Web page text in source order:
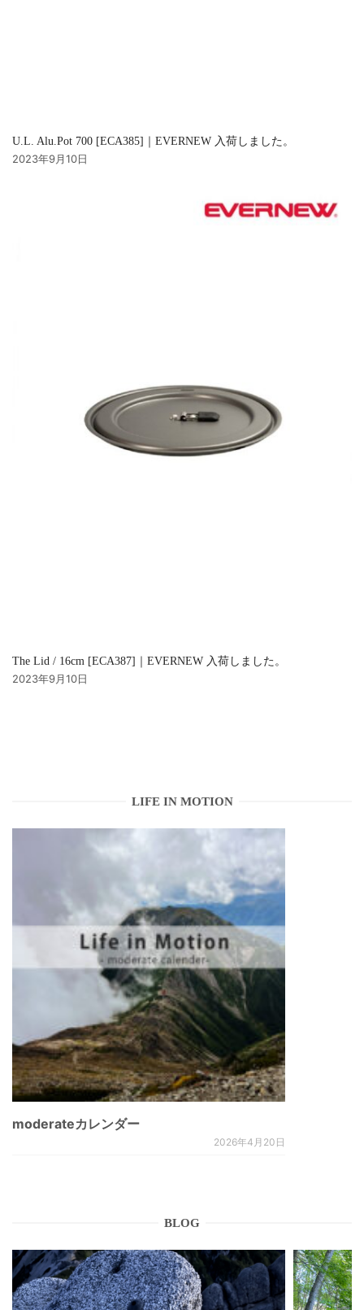
U.L. Alu.Pot 700 [ECA385]｜EVERNEW 入荷しました。
2023年9月10日
The Lid / 16cm [ECA387]｜EVERNEW 入荷しました。
2023年9月10日
LIFE IN MOTION
moderateカレンダー
2026年4月20日
BLOG